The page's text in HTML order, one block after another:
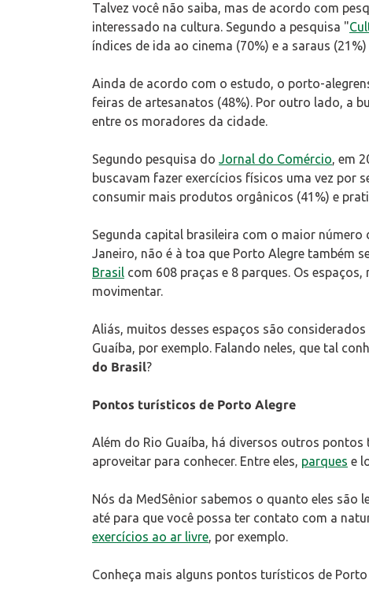
Talvez você não saiba, mas de acordo com
interessado na cultura. Segundo a pesquisa "
índices de ida ao cinema (70%) e a saraus
Ainda de acordo com o estudo, o porto-
feiras de artesanatos (48%). Por outro lado, a
entre os moradores da cidade.
Segundo pesquisa do Jornal do Comércio , em
buscavam fazer exercícios físicos uma vez por
consumir mais produtos orgânicos (41%) e
Segunda capital brasileira com o maior
Janeiro, não é à toa que Porto Alegre também
Brasil com 608 praças e 8 parques. Os
movimentar.
Aliás, muitos desses espaços são
Guaíba, por exemplo. Falando neles, que tal
do Brasil?
Pontos turísticos de Porto Alegre
Além do Rio Guaíba, há diversos outros
aproveitar para conhecer. Entre eles, parques e
Nós da MedSênior sabemos o quanto eles são
até para que você possa ter contato com a
exercícios ao ar livre , por exemplo.
Conheça mais alguns pontos turísticos de Porto